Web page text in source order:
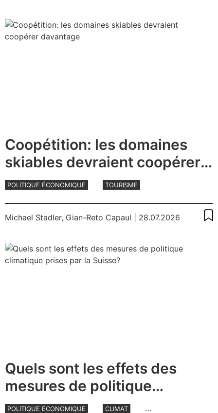
Coopétition: les domaines
skiables devraient coopérer
davantage
POLITIQUE ÉCONOMIQUE TOURISME
Michael Stadler, Gian-Reto Capaul | 28.07.2026
Quels sont les effets des
mesures de politique
climatique prises par la
POLITIQUE ÉCONOMIQUE
CLIMAT